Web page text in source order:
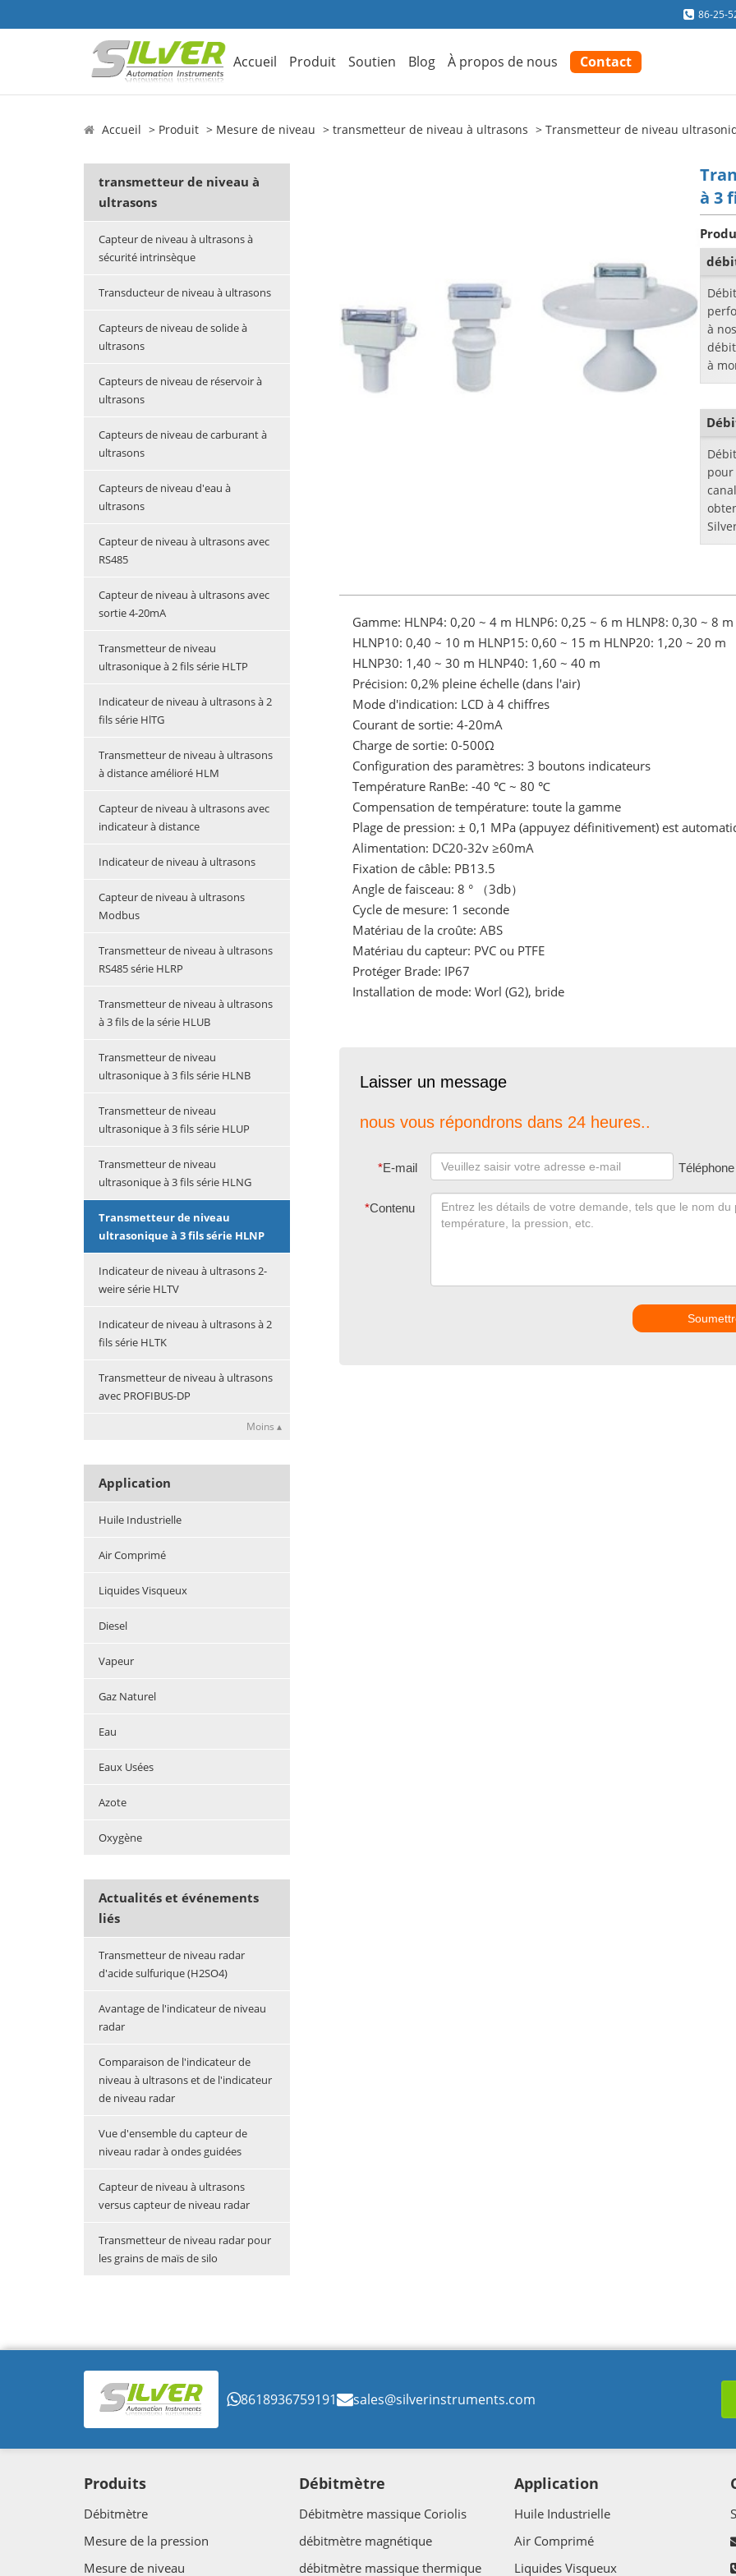
86-25-
Accueil Produit Soutien Blog À propos de nous Contact
Accueil Produit Mesure de niveau transmetteur de niveau à ultrasons Transmetteur de niveau
transmetteur de niveau à
ultrasons
Capteur de niveau à ultrasons à
sécurité intrinsèque
Transducteur de niveau à ultrasons
Capteurs de niveau de solide à
ultrasons
Capteurs de niveau de réservoir à
ultrasons
Capteurs de niveau de carburant à
ultrasons
Capteurs de niveau d'eau à
ultrasons
Capteur de niveau à ultrasons avec
RS485
Capteur de niveau à ultrasons avec
sortie 4-20mA
Transmetteur de niveau
ultrasonique à 2 fils série HLTP
Indicateur de niveau à ultrasons à 2
fils série HlTG
Transmetteur de niveau à ultrasons
à distance amélioré HLM
Capteur de niveau à ultrasons avec
indicateur à distance
Indicateur de niveau à ultrasons
Capteur de niveau à ultrasons
Modbus
Transmetteur de niveau à ultrasons
RS485 série HLRP
Transmetteur de niveau à ultrasons
à 3 fils de la série HLUB
Transmetteur de niveau
ultrasonique à 3 fils série HLNB
Transmetteur de niveau
ultrasonique à 3 fils série HLUP
Transmetteur de niveau
ultrasonique à 3 fils série HLNG
Transmetteur de niveau
ultrasonique à 3 fils série HLNP
Indicateur de niveau à ultrasons 2-
weire série HLTV
Indicateur de niveau à ultrasons à 2
fils série HLTK
Transmetteur de niveau à ultrasons
avec PROFIBUS-DP
Moins ▴
Application
Huile Industrielle
Air Comprimé
Liquides Visqueux
Diesel
Vapeur
Gaz Naturel
Eau
Eaux Usées
Azote
Oxygène
Actualités et événements
liés
Transmetteur de niveau radar
d'acide sulfurique (H2SO4)
Avantage de l'indicateur de niveau
radar
Comparaison de l'indicateur de
niveau à ultrasons et de l'indicateur
de niveau radar
Vue d'ensemble du capteur de
niveau radar à ondes guidées
Capteur de niveau à ultrasons
versus capteur de niveau radar
Transmetteur de niveau radar pour
les grains de maïs de silo
à 3
à
à
Gamme: HLNP4: 0,20 ~ 4 m HLNP6: 0,25 ~ 6 m HLNP8: 0,30 ~ 8 m
HLNP10: 0,40 ~ 10 m HLNP15: 0,60 ~ 15 m HLNP20: 1,20 ~ 20 m
HLNP30: 1,40 ~ 30 m HLNP40: 1,60 ~ 40 m
Précision: 0,2% pleine échelle (dans l'air)
Mode d'indication: LCD à 4 chiffres
Courant de sortie: 4-20mA
Charge de sortie: 0-500Ω
Configuration des paramètres: 3 boutons indicateurs
Température RanBe: -40 ℃ ~ 80 ℃
Compensation de température: toute la gamme
Plage de pression: ± 0,1 MPa (appuyez définitivement) est
Alimentation: DC20-32v ≥60mA
Fixation de câble: PB13.5
Angle de faisceau: 8 ° （3db）
Cycle de mesure: 1 seconde
Matériau de la croûte: ABS
Matériau du capteur: PVC ou PTFE
Protéger Brade: IP67
Installation de mode: Worl (G2), bride
Laisser un message
nous vous répondrons dans 24 heures..
*E-mail Téléphone
*Contenu
8618936759191 sales@silverinstruments.com
Produits
Débitmètre
Mesure de la pression
Mesure de niveau
Débitmètre
Débitmètre massique Coriolis
débitmètre magnétique
débitmètre massique thermique
Application
Huile Industrielle
Air Comprimé
Liquides Visqueux